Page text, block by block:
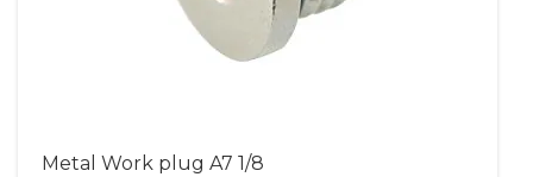
Metal Work plug A7 1/8